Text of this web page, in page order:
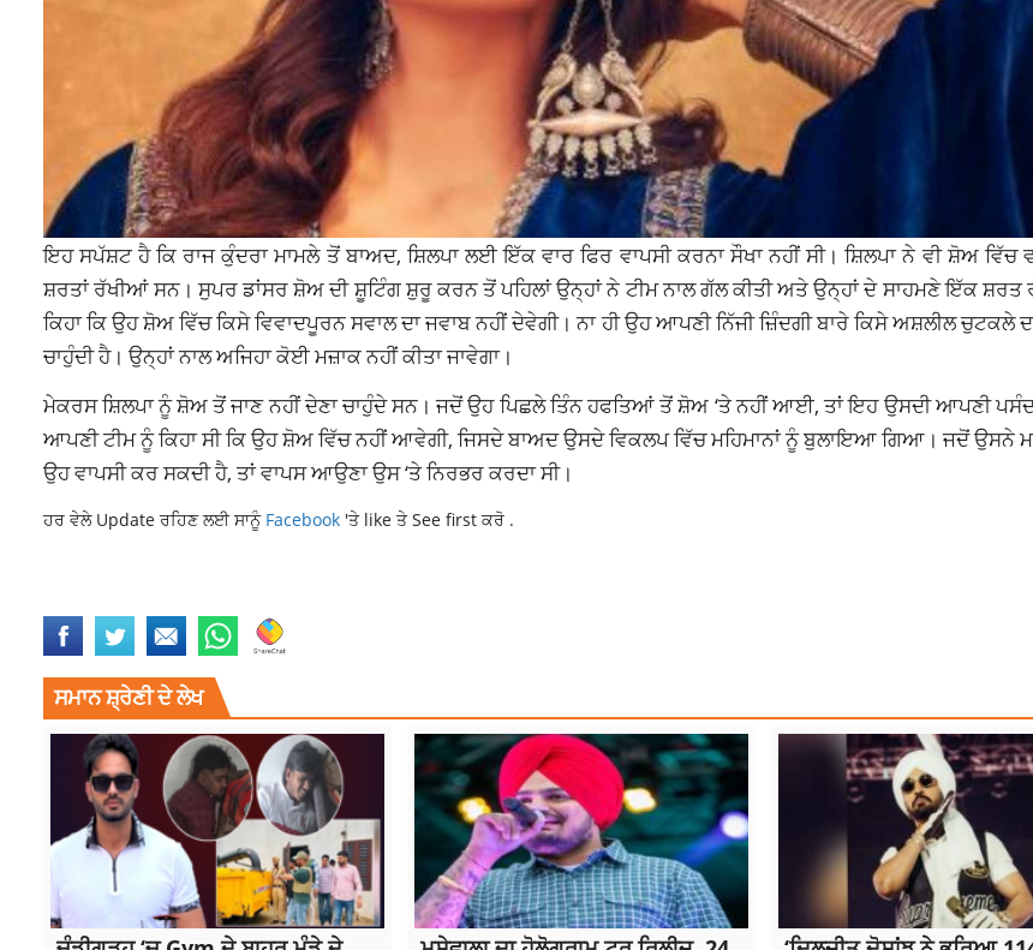
ਇਹ ਸਪੱਸ਼ਟ ਹੈ ਕਿ ਰਾਜ ਕੁੰਦਰਾ ਮਾਮਲੇ ਤੋਂ ਬਾਅਦ, ਸ਼ਿਲਪਾ ਲਈ ਇੱਕ ਵਾਰ ਫਿਰ ਵਾਪਸੀ ਕਰਨਾ ਸੌਖਾ ਨਹੀਂ ਸੀ। ਸ਼ਿਲਪਾ ਨੇ ਵੀ ਸ਼ੋਅ ਵਿੱਚ
ਸ਼ਰਤਾਂ ਰੱਖੀਆਂ ਸਨ। ਸੁਪਰ ਡਾਂਸਰ ਸ਼ੋਅ ਦੀ ਸ਼ੂਟਿੰਗ ਸ਼ੁਰੂ ਕਰਨ ਤੋਂ ਪਹਿਲਾਂ ਉਨ੍ਹਾਂ ਨੇ ਟੀਮ ਨਾਲ ਗੱਲ ਕੀਤੀ ਅਤੇ ਉਨ੍ਹਾਂ ਦੇ ਸਾਹਮਣੇ ਇੱਕ ਸ਼ਰਤ
ਕਿਹਾ ਕਿ ਉਹ ਸ਼ੋਅ ਵਿੱਚ ਕਿਸੇ ਵਿਵਾਦਪੂਰਨ ਸਵਾਲ ਦਾ ਜਵਾਬ ਨਹੀਂ ਦੇਵੇਗੀ। ਨਾ ਹੀ ਉਹ ਆਪਣੀ ਨਿੱਜੀ ਜ਼ਿੰਦਗੀ ਬਾਰੇ ਕਿਸੇ ਅਸ਼ਲੀਲ ਚੁਟਕਲੇ
ਚਾਹੁੰਦੀ ਹੈ। ਉਨ੍ਹਾਂ ਨਾਲ ਅਜਿਹਾ ਕੋਈ ਮਜ਼ਾਕ ਨਹੀਂਕੀਤਾਜਾਵੇਗਾ।
ਮੇਕਰਸ ਸ਼ਿਲਪਾ ਨੂੰ ਸ਼ੋਅ ਤੋਂ ਜਾਣ ਨਹੀਂ ਦੇਣਾ ਚਾਹੁੰਦੇ ਸਨ। ਜਦੋਂ ਉਹ ਪਿਛਲੇ ਤਿੰਨ ਹਫਤਿਆਂ ਤੋਂ ਸ਼ੋਅ ‘ਤੇ ਨਹੀਂ ਆਈ, ਤਾਂ ਇਹਉਸਦੀਆਪਣੀ ਪਸੰਦ
ਆਪਣੀ ਟੀਮ ਨੂੰ ਕਿਹਾ ਸੀ ਕਿ ਉਹ ਸ਼ੋਅ ਵਿੱਚ ਨਹੀਂ ਆਵੇਗੀ, ਜਿਸਦੇ ਬਾਅਦ ਉਸਦੇ ਵਿਕਲਪ ਵਿੱਚ ਮਹਿਮਾਨਾਂ ਨੂੰ ਬੁਲਾਇਆ ਗਿਆ। ਜਦੋਂ ਉਸਨੇ
ਉਹ ਵਾਪਸੀ ਕਰ ਸਕਦੀ ਹੈ, ਤਾਂ ਵਾਪਸ ਆਉਣਾ ਉਸ ‘ਤੇ ਨਿਰਭਰ ਕਰਦਾ ਸੀ।
ਹਰ ਵੇਲੇ Update ਰਹਿਣ ਲਈ ਸਾਨੂੰ Facebook 'ਤੇ like ਤੇ See first ਕਰੋ .
ਸਮਾਨ ਸ਼੍ਰੇਣੀ ਦੇ ਲੇਖ